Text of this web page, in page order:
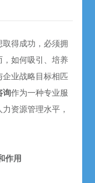
得成功，必须拥
，如何吸引、培养
业战略目标相匹
询作为一种专业服
资源管理水平，
作用